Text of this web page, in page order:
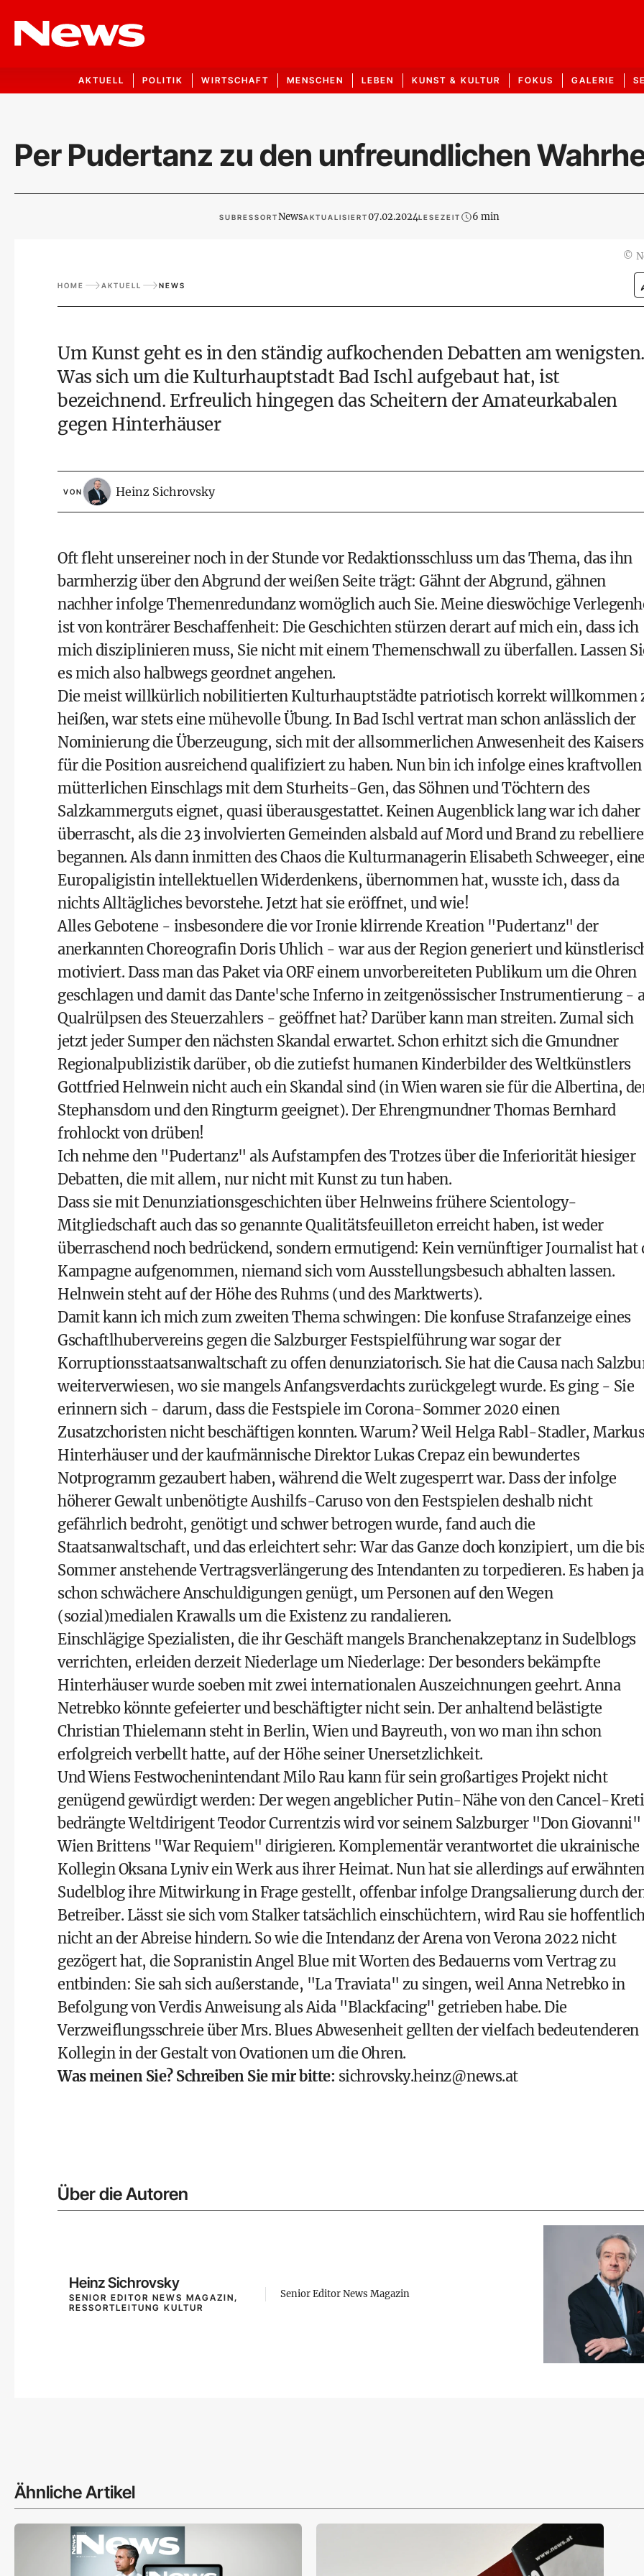
AKTUELL POLITIK WIRTSCHAFT MENSCHEN LEBEN KUNST & KULTUR FOKUS GALERIE
Per Pudertanz zu den unfreundlichen
SUBRESSORTNewsAKTUALISIERT07.02.2024LESEZEIT 6 min
©
HOME AKTUELL NEWS
Um Kunst geht es in den ständig aufkochenden Debatten am wenigsten.
Was sich um die Kulturhauptstadt Bad Ischl aufgebaut hat, ist
bezeichnend. Erfreulich hingegen das Scheitern der Amateurkabalen
gegen Hinterhäuser
VON Heinz Sichrovsky
Oft fleht unsereiner noch in der Stunde vor Redaktionsschluss um das Thema, das ihn
barmherzig über den Abgrund der weißen Seite trägt: Gähnt der Abgrund, gähnen
nachher infolge Themenredundanz womöglich auch Sie. Meine dieswöchige
ist von konträrer Beschaffenheit: Die Geschichten stürzen derart auf mich ein, dass ich
mich disziplinieren muss, Sie nicht mit einem Themenschwall zu überfallen. Lassen
es mich also halbwegs geordnet angehen.
Die meist willkürlich nobilitierten Kulturhauptstädte patriotisch korrekt willkommen
heißen, war stets eine mühevolle Übung. In Bad Ischl vertrat man schon anlässlich der
Nominierung die Überzeugung, sich mit der allsommerlichen Anwesenheit des Kaisers
für die Position ausreichend qualifiziert zu haben. Nun bin ich infolge eines kraftvollen
mütterlichen Einschlags mit dem Sturheits-Gen, das Söhnen und Töchtern des
Salzkammerguts eignet, quasi überausgestattet. Keinen Augenblick lang war ich daher
überrascht, als die 23 involvierten Gemeinden alsbald auf Mord und Brand zu
begannen. Als dann inmitten des Chaos die Kulturmanagerin Elisabeth Schweeger, eine
Europaligistin intellektuellen Widerdenkens, übernommen hat, wusste ich, dass da
nichts Alltägliches bevorstehe. Jetzt hat sie eröffnet, und wie!
Alles Gebotene - insbesondere die vor Ironie klirrende Kreation "Pudertanz" der
anerkannten Choreografin Doris Uhlich - war aus der Region generiert und
motiviert. Dass man das Paket via ORF einem unvorbereiteten Publikum um die Ohren
geschlagen und damit das Dante'sche Inferno in zeitgenössischer Instrumentierung -
Qualrülpsen des Steuerzahlers - geöffnet hat? Darüber kann man streiten. Zumal sich
jetzt jeder Sumper den nächsten Skandal erwartet. Schon erhitzt sich die Gmundner
Regionalpublizistik darüber, ob die zutiefst humanen Kinderbilder des Weltkünstlers
Gottfried Helnweinnicht auch ein Skandal sind (in Wien waren sie für die Albertina,
Stephansdom und den Ringturm geeignet). Der Ehrengmundner Thomas Bernhard
frohlockt von drüben!
Ich nehme den "Pudertanz" als Aufstampfen des Trotzes über die Inferiorität hiesiger
Debatten, die mit allem, nur nicht mit Kunst zu tun haben.
Dass sie mit Denunziationsgeschichten über Helnweins frühere Scientology-
Mitgliedschaft auch das so genannte Qualitätsfeuilleton erreicht haben, ist weder
überraschend noch bedrückend, sondern ermutigend: Kein vernünftiger Journalist hat
Kampagne aufgenommen, niemand sich vom Ausstellungsbesuch abhalten lassen.
Helnwein steht auf der Höhe des Ruhms (und des Marktwerts).
Damit kann ich mich zum zweiten Thema schwingen: Die konfuse Strafanzeige eines
Gschaftlhubervereins gegen die Salzburger Festspielführung war sogar der
Korruptionsstaatsanwaltschaftzu offen denunziatorisch. Sie hat die Causa nach
weiterverwiesen, wo sie mangels Anfangsverdachts zurückgelegt wurde. Es ging - Sie
erinnern sich - darum, dass die Festspiele im Corona-Sommer 2020 einen
Zusatzchoristen nicht beschäftigen konnten. Warum? Weil Helga Rabl-Stadler, Markus
Hinterhäuser und der kaufmännische Direktor Lukas Crepaz ein bewundertes
Notprogramm gezaubert haben, während die Welt zugesperrt war. Dass der infolge
höherer Gewalt unbenötigte Aushilfs-Caruso von den Festspielen deshalb nicht
gefährlich bedroht, genötigt und schwer betrogen wurde, fand auch die
Staatsanwaltschaft, und das erleichtert sehr: War das Ganze doch konzipiert, um die
Sommer anstehende Vertragsverlängerung des Intendanten zu torpedieren. Es haben ja
schon schwächere Anschuldigungen genügt, um Personen auf den Wegen
(sozial)medialen Krawalls um die Existenz zu randalieren.
Einschlägige Spezialisten, die ihr Geschäft mangels Branchenakzeptanz in Sudelblogs
verrichten, erleiden derzeit Niederlage um Niederlage: Der besonders bekämpfte
Hinterhäuser wurde soeben mit zwei internationalen Auszeichnungen geehrt. Anna
Netrebko könnte gefeierter und beschäftigter nicht sein. Der anhaltend belästigte
Christian Thielemann steht in Berlin, Wien und Bayreuth, von wo man ihn schon
erfolgreich verbellt hatte, auf der Höhe seiner Unersetzlichkeit.
Und Wiens Festwochenintendant Milo Rau kann für sein großartiges Projekt nicht
genügend gewürdigt werden: Der wegen angeblicher Putin-Nähe von den Cancel-
bedrängte Weltdirigent Teodor Currentzis wird vor seinem Salzburger "Don
Wien Brittens "War Requiem" dirigieren. Komplementär verantwortet die ukrainische
Kollegin Oksana Lyniv ein Werk aus ihrer Heimat. Nun hat sie allerdings auf
Sudelblog ihre Mitwirkung in Frage gestellt, offenbar infolge Drangsalierung durch
Betreiber. Lässt sie sich vom Stalker tatsächlich einschüchtern, wird Rau sie
nicht an der Abreise hindern. So wie die Intendanz der Arena von Verona 2022 nicht
gezögert hat, die Sopranistin Angel Blue mit Worten des Bedauerns vom Vertrag zu
entbinden: Sie sah sich außerstande, "La Traviata" zu singen, weil Anna Netrebko in
Befolgung von Verdis Anweisung als Aida "Blackfacing" getrieben habe. Die
Verzweiflungsschreie über Mrs. Blues Abwesenheit gellten der vielfach bedeutenderen
Kollegin in der Gestalt von Ovationen um die Ohren.
Was meinen Sie? Schreiben Sie mir bitte: sichrovsky.heinz@news.at
Über die Autoren
Heinz Sichrovsky
SENIOR EDITOR NEWS MAGAZIN,
RESSORTLEITUNG KULTUR
Senior Editor News Magazin
Ähnliche Artikel